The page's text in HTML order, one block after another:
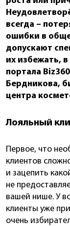
всегда –
ошибки в
допускают
их избежать,
портала
Бердникова,
центра
Лояльный
Первое, что
клиентов
и зацепить
не
вашей нише. У
клиенты уже
очень